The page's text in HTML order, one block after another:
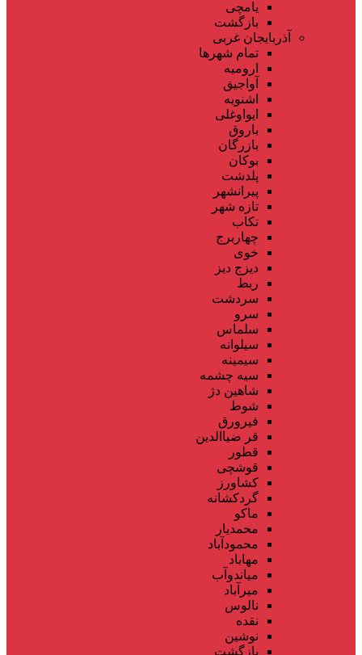
یامچی
بازگشت
آذربایجان غربی
تمام شهر‌ها
ارومیه
آواجیق
اشنویه
ایواوغلی
باروق
بازرگان
بوکان
پلدشت
پیرانشهر
تازه شهر
تکاب
چهاربرج
خوی
دیزج دیز
ربط
سردشت
سرو
سلماس
سیلوانه
سیمینه
سیه چشمه
شاهین دژ
شوط
فیرورق
قر ضیاالدین
قطور
قوشچی
کشاورز
گردکشانه
ماکو
محمدیار
محمودآباد
مهاباد
میاندوآب
میرآباد
نالوس
نقده
نوشین
بازگشت